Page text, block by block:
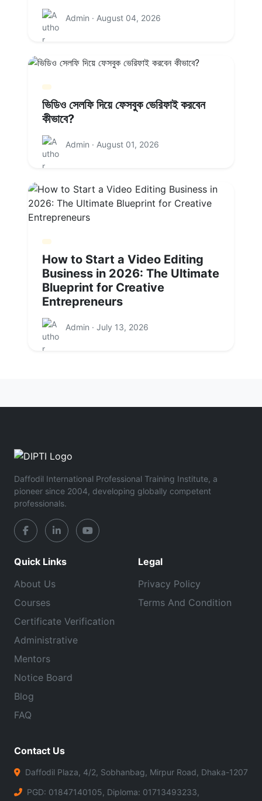
Admin · August 04, 2026
ভিডিও সেলফি দিয়ে ফেসবুক ভেরিফাই করবেন
কীভাবে?
Admin · August 01, 2026
How to Start a Video Editing
Business in 2026: The Ultimate
Blueprint for Creative
Entrepreneurs
Admin · July 13, 2026
Daffodil International Professional Training Institute, a
pioneer since 2004, developing globally competent
professionals.
Quick Links
About Us
Courses
Certificate Verification
Administrative
Mentors
Notice Board
Blog
FAQ
Legal
Privacy Policy
Terms And Condition
Contact Us
Daffodil Plaza, 4/2, Sobhanbag, Mirpur Road, Dhaka-1207
PGD: 01847140105, Diploma: 01713493233,